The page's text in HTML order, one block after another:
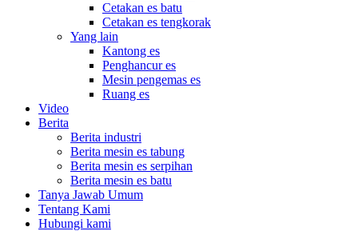
Cetakan es batu
Cetakan es tengkorak
Yang lain
Kantong es
Penghancur es
Mesin pengemas es
Ruang es
Video
Berita
Berita industri
Berita mesin es tabung
Berita mesin es serpihan
Berita mesin es batu
Tanya Jawab Umum
Tentang Kami
Hubungi kami